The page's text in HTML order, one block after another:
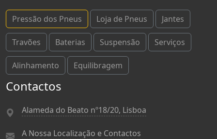
Pressão dos Pneus Loja de Pneus Jantes
Travões Baterias Suspensão Serviços
Alinhamento Equilibragem
Contactos
Alameda do Beato nº18/20, Lisboa
A Nossa Localização e Contactos